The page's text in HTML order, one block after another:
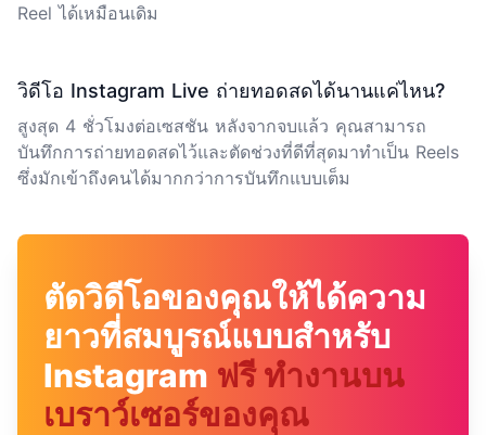
Reel ได้เหมือนเดิม
วิดีโอ Instagram Live ถ่ายทอดสดได้นานแค่ไหน?
สูงสุด 4 ชั่วโมงต่อเซสชัน หลังจากจบแล้ว คุณสามารถ
บันทึกการถ่ายทอดสดไว้และตัดช่วงที่ดีที่สุดมาทำเป็น Reels
ซึ่งมักเข้าถึงคนได้มากกว่าการบันทึกแบบเต็ม
ตัดวิดีโอของคุณให้ได้ความ
ยาวที่สมบูรณ์แบบสำหรับ
Instagram ฟรี ทำงานบน
เบราว์เซอร์ของคุณ